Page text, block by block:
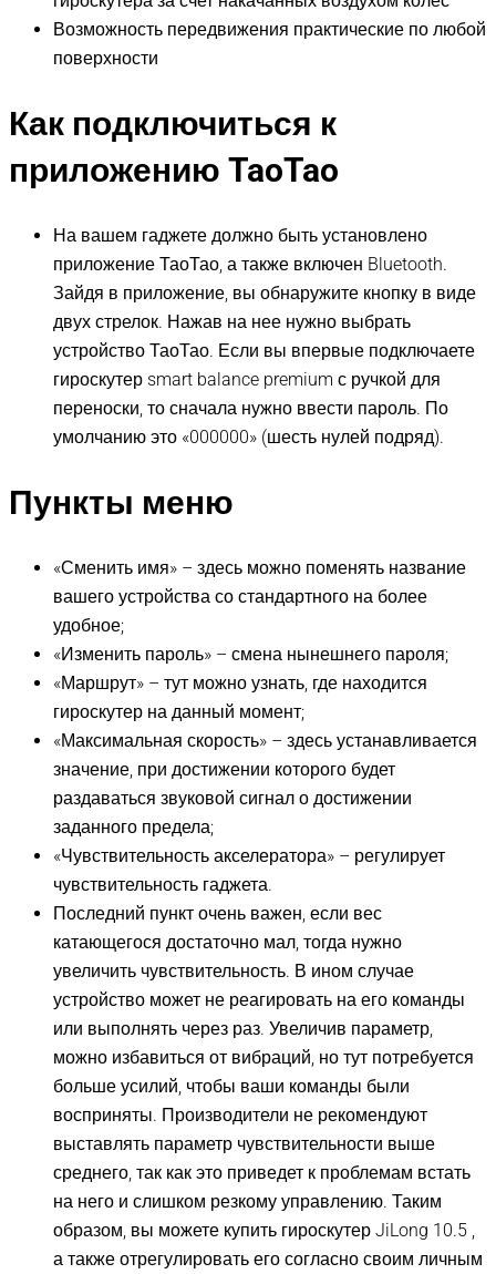
Возможность передвижения практические по любой
поверхности
Как подключиться к
приложению TaoTao
На вашем гаджете должно быть установлено
приложение ТаоТао, а также включен Bluetooth.
Зайдя в приложение, вы обнаружите кнопку в виде
двух стрелок. Нажав на нее нужно выбрать
устройство ТаоТао. Если вы впервые подключаете
гироскутер smart balance premium с ручкой для
переноски, то сначала нужно ввести пароль. По
умолчанию это «000000» (шесть нулей подряд).
Пункты меню
«Сменить имя» – здесь можно поменять название
вашего устройства со стандартного на более
удобное;
«Изменить пароль» – смена нынешнего пароля;
«Маршрут» – тут можно узнать, где находится
гироскутер на данный момент;
«Максимальная скорость» – здесь устанавливается
значение, при достижении которого будет
раздаваться звуковой сигнал о достижении
заданного предела;
«Чувствительность акселератора» – регулирует
чувствительность гаджета.
Последний пункт очень важен, если вес
катающегося достаточно мал, тогда нужно
увеличить чувствительность. В ином случае
устройство может не реагировать на его команды
или выполнять через раз. Увеличив параметр,
можно избавиться от вибраций, но тут потребуется
больше усилий, чтобы ваши команды были
восприняты. Производители не рекомендуют
выставлять параметр чувствительности выше
среднего, так как это приведет к проблемам встать
на него и слишком резкому управлению. Таким
образом, вы можете купить гироскутер JiLong 10.5 ,
а также отрегулировать его согласно своим личным